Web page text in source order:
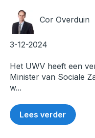
Cor Overduin
3-12-2024
Het UWV heeft een
Minister van Sociale
w...
Lees verder